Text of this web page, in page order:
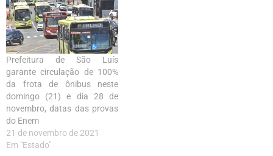
Prefeitura de São Luís
garante circulação de 100%
da frota de ônibus neste
domingo (21) e dia 28 de
novembro, datas das provas
do Enem
21 de novembro de 2021
Em "Estado"